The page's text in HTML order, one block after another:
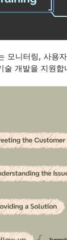
모니터링, 사용
술 개발을 지원합